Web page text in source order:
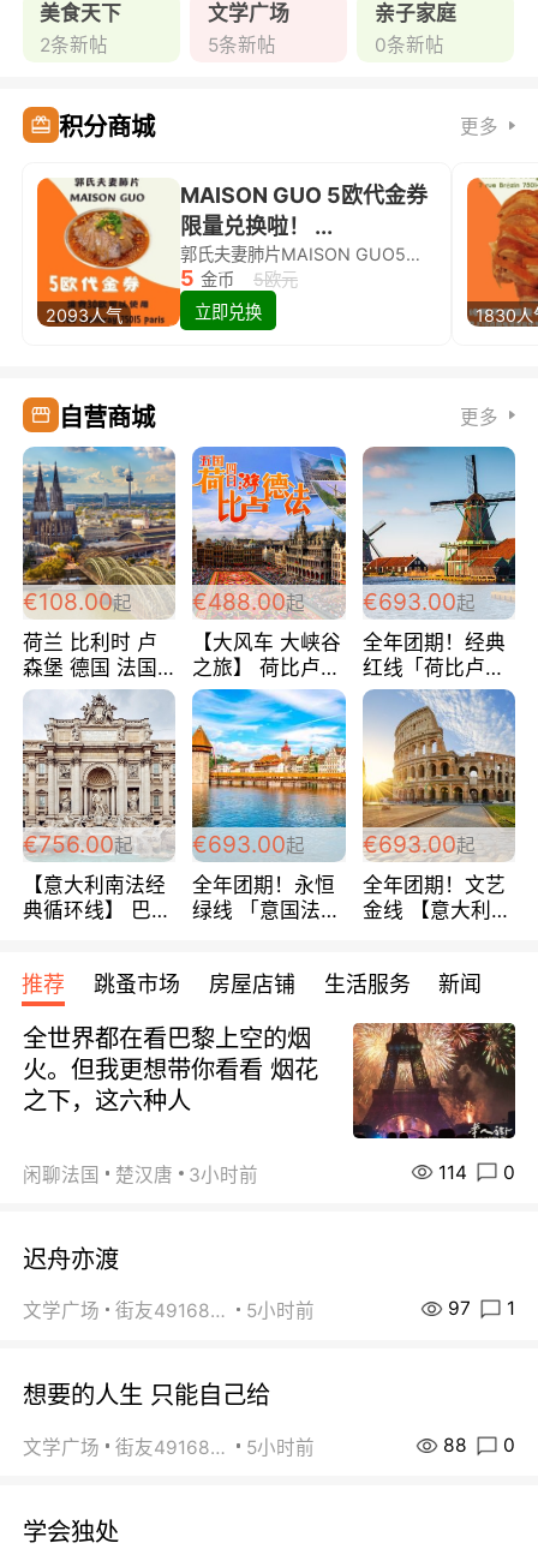
美食天下
2条新帖
文学广场
5条新帖
亲子家庭
0条新帖
积分商城 更多
2093人气
MAISON GUO 5欧代金券
限量兑换啦！ ...
郭氏夫妻肺片MAISON GUO5欧代金券限量兑换啦！
5 金币
5欧元
立即兑换
1830人
自营商城 更多
€108.00起
荷兰 比利时 卢
森堡 德国 法国
超爽玩遍西欧 循
环线 全程四星宾
馆 108欧/人/天
€488.00起
【大风车 大峡谷
之旅】 荷比卢德
法 巴黎上下 经
典五国四日游
488欧/人
€693.00起
全年团期！经典
红线「荷比卢德
法」七天循环 五
国 仅售99欧/人/
天！巴黎上下！
包拼房~
€756.00起
【意大利南法经
典循环线】 巴黎
宾馆 108欧/天起
全程756欧/位
€693.00起
全年团期！永恒
绿线 「意国法
欧/天起 ~包拼房
€693.00起
全年团期！文艺
金线 【意大利一
每周铁发！
推荐 跳蚤市场 房屋店铺 生活服务 新闻
全世界都在看巴黎上空的烟
火。但我更想带你看看 烟花
之下，这六种人
闲聊法国 楚汉唐 3小时前 114 0
迟舟亦渡
文学广场 街友49168527 5小时前 97 1
想要的人生 只能自己给
文学广场 街友49168527 5小时前 88 0
学会独处